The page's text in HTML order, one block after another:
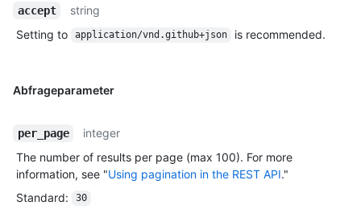
accept
string
Setting to
application/vnd.github+json is recommended.
Abfrageparameter
per_page
integer
The number of results per page (max 100). For more
information, see "Using pagination in the REST API."
Standard: 30